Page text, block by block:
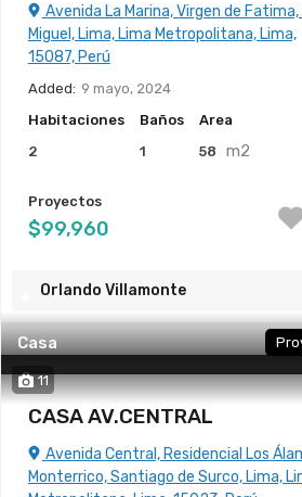
Avenida La Marina, Virgen de Fatima,
Miguel, Lima, Lima Metropolitana, Lima,
15087, Perú
Added: 9 mayo, 2024
Habitaciones
2
Baños
1
Area
58
m2
Proyectos
$99,960
Orlando Villamonte
11
Casa
CASA AV.CENTRAL
Avenida Central, Residencial Los
Monterrico, Santiago de Surco, Lima,